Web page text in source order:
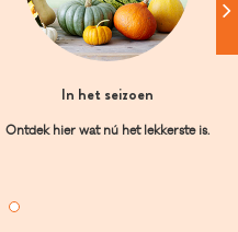
In het seizoen
Ontdek hier wat nú het lekkerste is.